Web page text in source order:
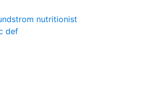
nutritionist
def